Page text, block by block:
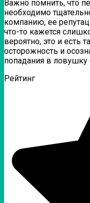
Важно помнить, что
необходимо
компанию, ее
что-то кажется
вероятно, это и есть
осторожность и
попадания в
Рейтинг